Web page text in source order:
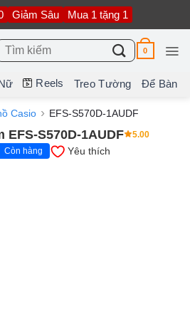
Giảm Sâu Mua 1 tặng 1
0
Reels Treo Tường Để Bàn
Casio EFS-S570D-1AUDF
S570D-1AUDF 5.00
Còn hàng Yêu thích